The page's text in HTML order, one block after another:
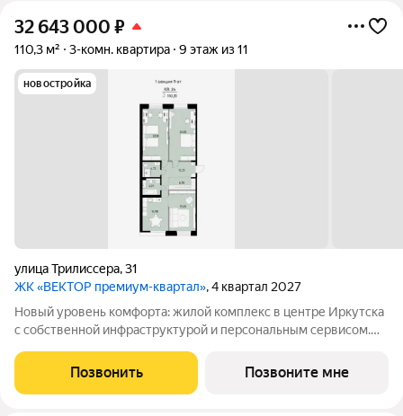
32 643 000 ₽
110,3 м² 3-комн. квартира 9 этаж из 11
новостройка
улица Трилиссера,31
ЖК «ВЕКТОР премиум-квартал», 4 квартал 2027
Новый уровень комфорта: жилой комплекс в центре Иркутска
с собственной инфраструктурой и персональным сервисом.
ваше приватное частное пространство комфортно граничит с
продуманной
Позвонить Позвоните мне